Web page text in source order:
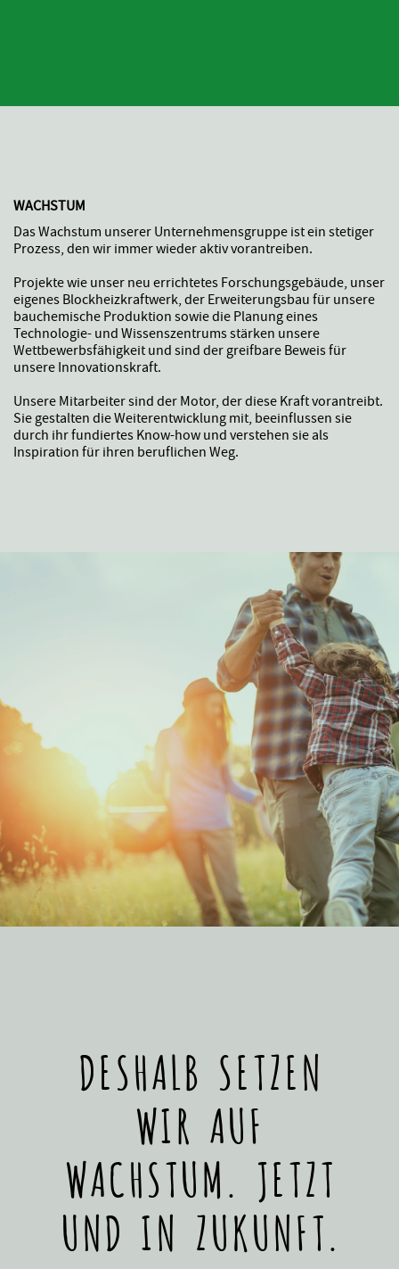
WACHSTUM
Das Wachstum unserer Unternehmensgruppe ist ein stetiger
Prozess, den wir immer wieder aktiv vorantreiben.
Projekte wie unser neu errichtetes Forschungsgebäude, unser
eigenes Blockheizkraftwerk, der Erweiterungsbau für unsere
bauchemische Produktion sowie die Planung eines
Technologie- und Wissenszentrums stärken unsere
Wettbewerbsfähigkeit und sind der greifbare Beweis für
unsere Innovationskraft.
Unsere Mitarbeiter sind der Motor, der diese Kraft vorantreibt.
Sie gestalten die Weiterentwicklung mit, beeinflussen sie
durch ihr fundiertes Know-how und verstehen sie als
Inspiration für ihren beruflichen Weg.
DESHALB SETZEN
WIR AUF
WACHSTUM. JETZT
UND IN ZUKUNFT.